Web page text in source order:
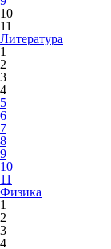
10
11
Литература
1
2
3
4
5
6
7
8
9
10
11
Физика
1
2
3
4